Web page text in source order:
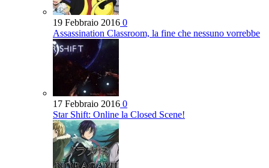
19 Febbraio 2016 0
Assassination Classroom, la fine che nessuno vorrebbe
17 Febbraio 2016 0
Star Shift: Online la Closed Scene!